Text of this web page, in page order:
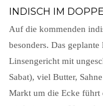
INDISCH IM
Auf die kommenden
besonders. Das
Linsengericht mit
Sabat), viel Butter,
Markt um die Ecke führt